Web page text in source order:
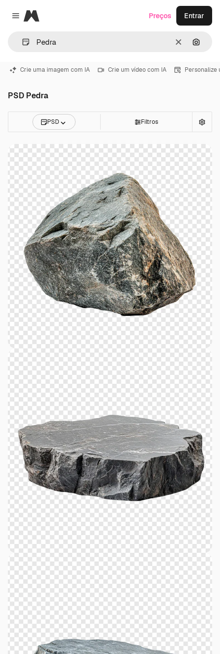
Close menu
Magnific
Limpar
Preços Entrar
Crie uma imagem com IA Crie um vídeo com IA Personalize
PSD Pedra
PSD Filtros